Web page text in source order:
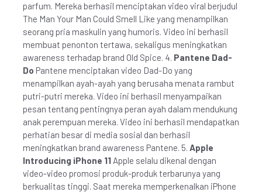
parfum. Mereka berhasil menciptakan video viral berjudul
The Man Your Man Could Smell Like yang menampilkan
seorang pria maskulin yang humoris. Video ini berhasil
membuat penonton tertawa, sekaligus meningkatkan
awareness terhadap brand Old Spice. 4. Pantene Dad-
Do Pantene menciptakan video Dad-Do yang
menampilkan ayah-ayah yang berusaha menata rambut
putri-putri mereka. Video ini berhasil menyampaikan
pesan tentang pentingnya peran ayah dalam mendukung
anak perempuan mereka. Video ini berhasil mendapatkan
perhatian besar di media sosial dan berhasil
meningkatkan brand awareness Pantene. 5. Apple
Introducing iPhone 11 Apple selalu dikenal dengan
video-video promosi produk-produk terbarunya yang
berkualitas tinggi. Saat mereka memperkenalkan iPhone